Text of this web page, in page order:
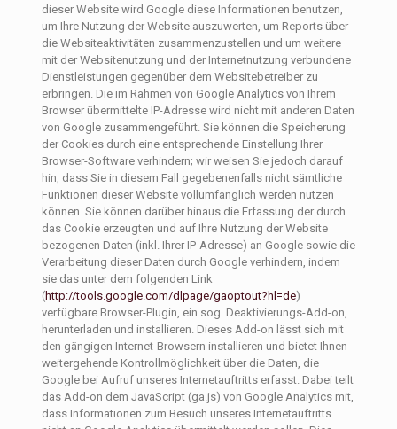
dieser Website wird Google diese Informationen benutzen,
um Ihre Nutzung der Website auszuwerten, um Reports über
die Websiteaktivitäten zusammenzustellen und um weitere
mit der Websitenutzung und der Internetnutzung verbundene
Dienstleistungen gegenüber dem Websitebetreiber zu
erbringen. Die im Rahmen von Google Analytics von Ihrem
Browser übermittelte IP-Adresse wird nicht mit anderen Daten
von Google zusammengeführt. Sie können die Speicherung
der Cookies durch eine entsprechende Einstellung Ihrer
Browser-Software verhindern; wir weisen Sie jedoch darauf
hin, dass Sie in diesem Fall gegebenenfalls nicht sämtliche
Funktionen dieser Website vollumfänglich werden nutzen
können. Sie können darüber hinaus die Erfassung der durch
das Cookie erzeugten und auf Ihre Nutzung der Website
bezogenen Daten (inkl. Ihrer IP-Adresse) an Google sowie die
Verarbeitung dieser Daten durch Google verhindern, indem
sie das unter dem folgenden Link
(http://tools.google.com/dlpage/gaoptout?hl=de)
verfügbare Browser-Plugin, ein sog. Deaktivierungs-Add-on,
herunterladen und installieren. Dieses Add-on lässt sich mit
den gängigen Internet-Browsern installieren und bietet Ihnen
weitergehende Kontrollmöglichkeit über die Daten, die
Google bei Aufruf unseres Internetauftritts erfasst. Dabei teilt
das Add-on dem JavaScript (ga.js) von Google Analytics mit,
dass Informationen zum Besuch unseres Internetauftritts